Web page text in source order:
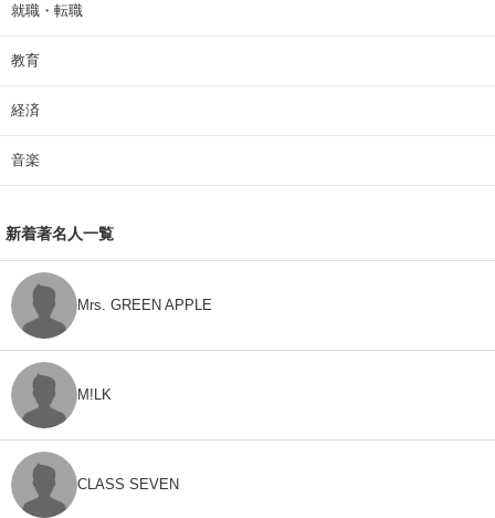
就職・転職
教育
経済
音楽
新着著名人一覧
Mrs. GREEN APPLE
M!LK
CLASS SEVEN